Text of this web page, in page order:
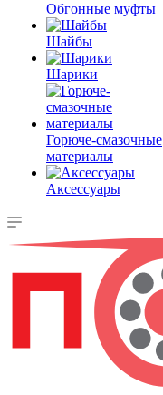
Обгонные муфты
Шайбы
Шарики
Горюче-смазочные
материалы
Аксессуары